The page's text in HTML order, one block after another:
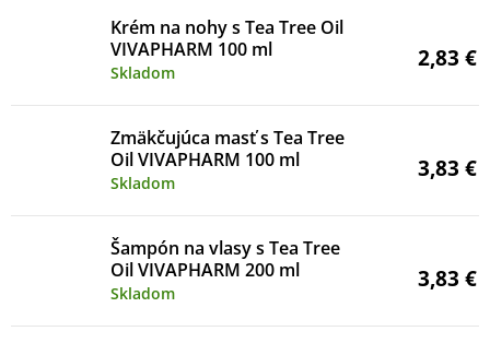
Krém na nohy s Tea Tree Oil
VIVAPHARM 100 ml
Skladom
2,83 €
Zmäkčujúca masť s Tea Tree
Oil VIVAPHARM 100 ml
Skladom
3,83 €
Šampón na vlasy s Tea Tree
Oil VIVAPHARM 200 ml
Skladom
3,83 €